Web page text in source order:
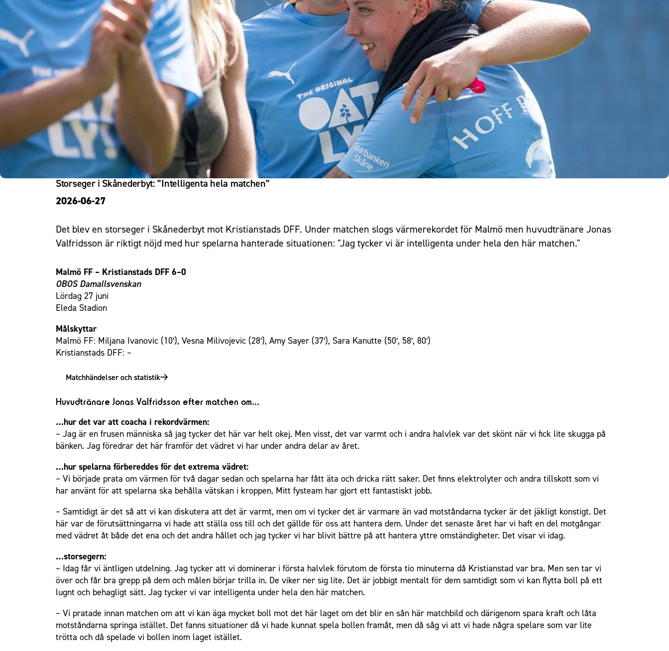
Om Malmö FF
Storseger i Skånederbyt: ”Intelligenta hela matchen”
2026-06-27
Det blev en storseger i Skånederbyt mot Kristianstads DFF. Under matchen slogs värmerekordet för Malmö men huvudtränare Jonas
Valfridsson är riktigt nöjd med hur spelarna hanterade situationen: "Jag tycker vi är intelligenta under hela den här matchen."
Malmö FF – Kristianstads DFF 6–0
OBOS Damallsvenskan
Lördag 27 juni
Eleda Stadion
Målskyttar
Malmö FF: Miljana Ivanovic (10′), Vesna Milivojevic (28′), Amy Sayer (37′), Sara Kanutte (50′, 58′, 80′)
Kristianstads DFF: –
Matchhändelser och statistik
Huvudtränare Jonas Valfridsson efter matchen om…
…hur det var att coacha i rekordvärmen:
– Jag är en frusen människa så jag tycker det här var helt okej. Men visst, det var varmt och i andra halvlek var det skönt när vi fick lite skugga på
bänken. Jag föredrar det här framför det vädret vi har under andra delar av året.
…hur spelarna förbereddes för det extrema vädret:
– Vi började prata om värmen för två dagar sedan och spelarna har fått äta och dricka rätt saker. Det finns elektrolyter och andra tillskott som vi
har använt för att spelarna ska behålla vätskan i kroppen. Mitt fysteam har gjort ett fantastiskt jobb.
– Samtidigt är det så att vi kan diskutera att det är varmt, men om vi tycker det är varmare än vad motståndarna tycker är det jäkligt konstigt. Det
här var de förutsättningarna vi hade att ställa oss till och det gällde för oss att hantera dem. Under det senaste året har vi haft en del motgångar
med vädret åt både det ena och det andra hållet och jag tycker vi har blivit bättre på att hantera yttre omständigheter. Det visar vi idag.
…storsegern:
– Idag får vi äntligen utdelning. Jag tycker att vi dominerar i första halvlek förutom de första tio minuterna då Kristianstad var bra. Men sen tar vi
över och får bra grepp på dem och målen börjar trilla in. De viker ner sig lite. Det är jobbigt mentalt för dem samtidigt som vi kan flytta boll på ett
lugnt och behagligt sätt. Jag tycker vi var intelligenta under hela den här matchen.
– Vi pratade innan matchen om att vi kan äga mycket boll mot det här laget om det blir en sån här matchbild och därigenom spara kraft och låta
motståndarna springa istället. Det fanns situationer då vi hade kunnat spela bollen framåt, men då såg vi att vi hade några spelare som var lite
trötta och då spelade vi bollen inom laget istället.